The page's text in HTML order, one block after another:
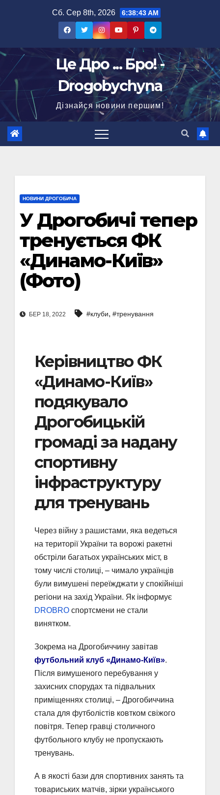
Сб. Сер 8th, 2026 6:38:44 AM
Це Дро ... Бро! -
Drogobychyna
Дізнайся новини першим!
НОВИНИ ДРОГОБИЧА
У Дрогобичі тепер
тренується ФК
«Динамо-Київ»
(Фото)
БЕР 18, 2022 #клуби, #тренування
Керівництво ФК
«Динамо-Київ»
подякувало
Дрогобицькій
громаді за надану
спортивну
інфраструктуру
для тренувань
Через війну з рашистами, яка ведеться
на території України та ворожі ракетні
обстріли багатьох українських міст, в
тому числі столиці, – чимало українців
були вимушені переїжджати у спокійніші
регіони на захід України. Як інформує
DROBRO cпортсмени не стали
винятком.
Зокрема на Дрогобиччину завітав
футбольний клуб «Динамо-Київ».
Після вимушеного перебування у
захисних спорудах та підвальних
приміщеннях столиці, – Дрогобиччина
стала для футболістів ковтком свіжого
повітря. Тепер гравці столичного
футбольного клубу не пропускають
тренувань.
А в якості бази для спортивних занять та
товариських матчів, зірки українського